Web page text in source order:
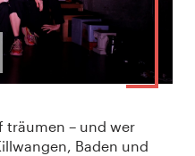
träumen – und wer
Baden und